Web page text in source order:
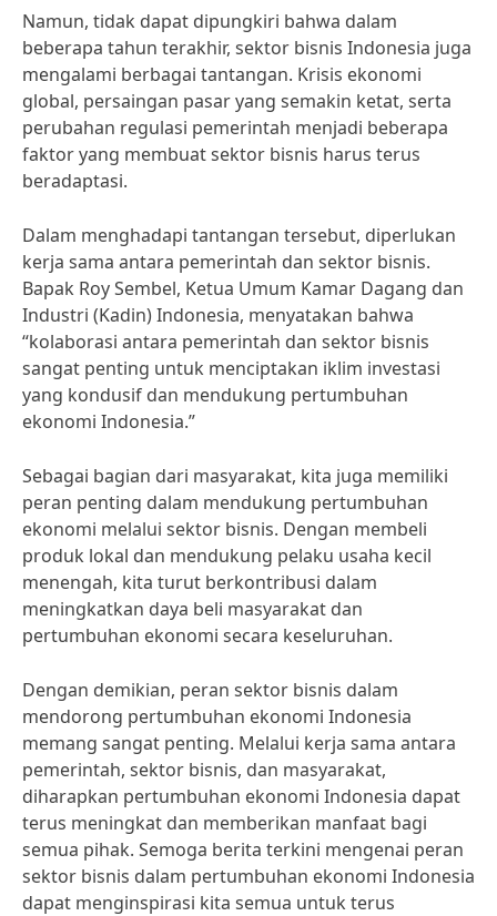
Namun, tidak dapat dipungkiri bahwa dalam
beberapa tahun terakhir, sektor bisnis Indonesia juga
mengalami berbagai tantangan. Krisis ekonomi
global, persaingan pasar yang semakin ketat, serta
perubahan regulasi pemerintah menjadi beberapa
faktor yang membuat sektor bisnis harus terus
beradaptasi.
Dalam menghadapi tantangan tersebut, diperlukan
kerja sama antara pemerintah dan sektor bisnis.
Bapak Roy Sembel, Ketua Umum Kamar Dagang dan
Industri (Kadin) Indonesia, menyatakan bahwa
“kolaborasi antara pemerintah dan sektor bisnis
sangat penting untuk menciptakan iklim investasi
yang kondusif dan mendukung pertumbuhan
ekonomi Indonesia.”
Sebagai bagian dari masyarakat, kita juga memiliki
peran penting dalam mendukung pertumbuhan
ekonomi melalui sektor bisnis. Dengan membeli
produk lokal dan mendukung pelaku usaha kecil
menengah, kita turut berkontribusi dalam
meningkatkan daya beli masyarakat dan
pertumbuhan ekonomi secara keseluruhan.
Dengan demikian, peran sektor bisnis dalam
mendorong pertumbuhan ekonomi Indonesia
memang sangat penting. Melalui kerja sama antara
pemerintah, sektor bisnis, dan masyarakat,
diharapkan pertumbuhan ekonomi Indonesia dapat
terus meningkat dan memberikan manfaat bagi
semua pihak. Semoga berita terkini mengenai peran
sektor bisnis dalam pertumbuhan ekonomi Indonesia
dapat menginspirasi kita semua untuk terus